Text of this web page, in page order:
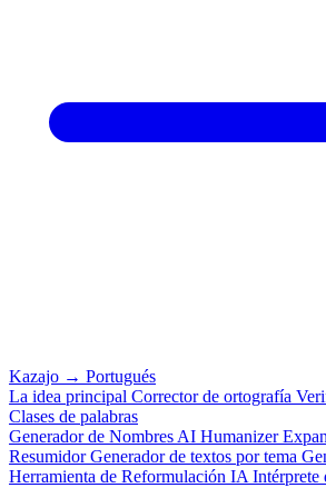
Kazajo → Portugués
La idea principal Corrector de ortografía
Clases de palabras
Generador de Nombres AI Humanizer
ResumidorGenerador de textos por tema
Herramienta de Reformulación IA Intérprete